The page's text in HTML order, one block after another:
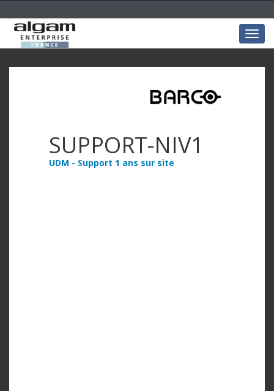
SUPPORT-NIV1
UDM - Support 1 ans sur site